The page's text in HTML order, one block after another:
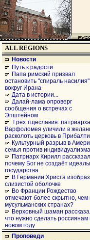
ALL REGIONS
Новости
Путь к радости
Папа римский призвал
остановить "спираль насилия"
вокруг Ирана
Дата в истории...
Далай-лама опроверг
сообщения о встречах с
Эпштейном
Грех тщеславия: патриарха
Варфоломея уличили в
расколоть церковь в
Культурный разрыв в
семья против индивидуализма
Патриарх Кирилл
почему Бог не создаёт
государства
В Германии Христа
слизистой оболочке
Во Франции Рождество
отмечают более скрытно, чем
мусульманских странах?
Верховный шаман
что нужно сделать россиянам
новом году
Проповеди